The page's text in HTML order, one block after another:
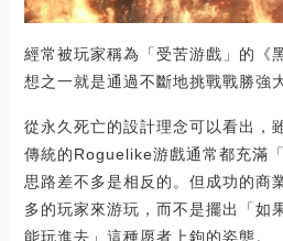
經常被玩家稱為「受苦游戲」的《
想之一就是通過不斷地挑戰戰勝強
從永久死亡的設計理念可以看出，
傳統的Roguelike游戲通常都充滿
思路差不多是相反的。但成功的商
多的玩家來游玩，而不是擺出「如
能玩進去」這種愿者上鉤的姿態。